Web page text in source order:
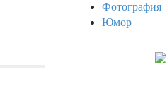
Фотография
Юмор